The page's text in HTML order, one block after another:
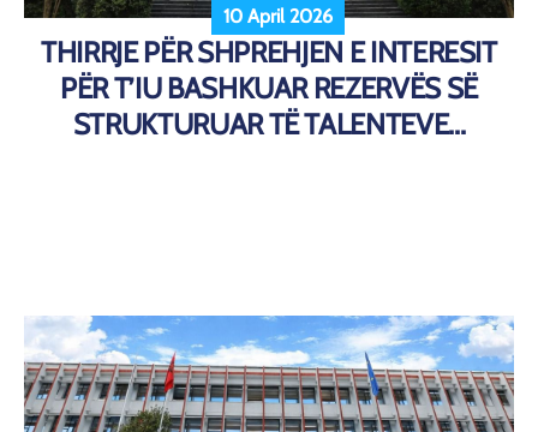
10 April 2026
THIRRJE PËR SHPREHJEN E INTERESIT
PËR T’IU BASHKUAR REZERVËS SË
STRUKTURUAR TË TALENTEVE...